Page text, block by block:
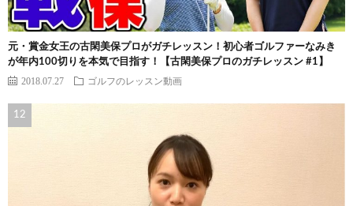
元・賞金女王の古閑美保プロがガチレッスン！初心者ゴルファーなみき
が年内100切りを本気で目指す！【古閑美保プロのガチレッスン #1】
2018.07.27 ゴルフのレッスン動画